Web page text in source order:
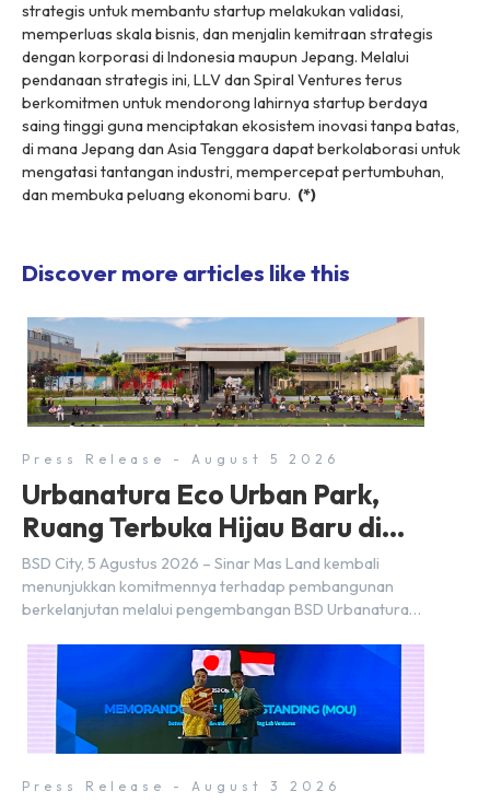
strategis untuk membantu startup melakukan validasi,
memperluas skala bisnis, dan menjalin kemitraan strategis
dengan korporasi di Indonesia maupun Jepang. Melalui
pendanaan strategis ini, LLV dan Spiral Ventures terus
berkomitmen untuk mendorong lahirnyastartup berdaya
saing tinggi guna menciptakan ekosistem inovasi tanpa batas,
di mana Jepang dan Asia Tenggara dapat berkolaborasi untuk
mengatasi tantangan industri, mempercepat pertumbuhan,
dan membuka peluang ekonomi baru. (*)
Discover more articles like this
Press Release - August 5 2026
Urbanatura Eco Urban Park,
Ruang Terbuka Hijau Baru di
BSD City
BSD City, 5 Agustus 2026 – Sinar Mas Land kembali
menunjukkan komitmennya terhadap pembangunan
berkelanjutan melalui pengembangan BSD Urbanatura
dengan jalur sungai sepanjang 1,5 km yang dikelilingi
lanskap tropis rimbun di BSD City yang sebelumnya
dikenal sebagai Green Pathway. Transformasi ini
merupakan bagian dari upaya perusahaan untuk […]
Press Release - August 3 2026